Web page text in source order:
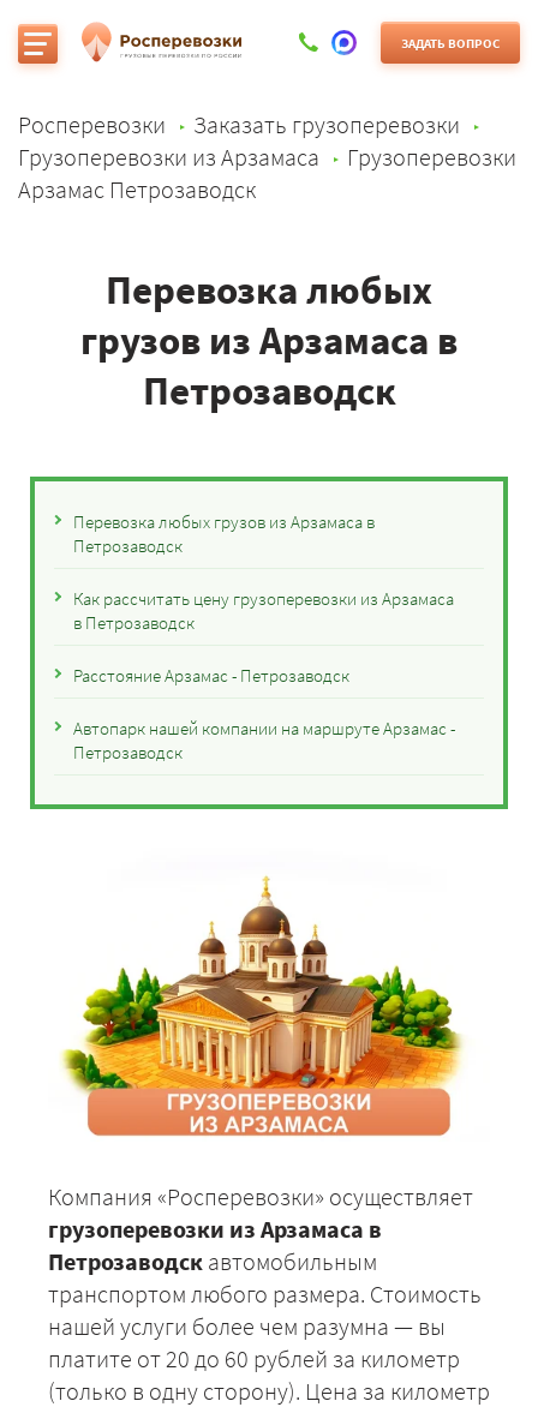
ЗАДАТЬ ВОПРОС
Росперевозки
Заказать грузоперевозки
Грузоперевозки из Арзамаса
Грузоперевозки
Арзамас Петрозаводск
Перевозка любых
грузов из Арзамаса в
Петрозаводск
Перевозка любых грузов из Арзамаса в
Петрозаводск
Как рассчитать цену грузоперевозки из Арзамаса
в Петрозаводск
Расстояние Арзамас - Петрозаводск
Автопарк нашей компании на маршруте Арзамас -
Петрозаводск
Компания «Росперевозки» осуществляет
грузоперевозки из Арзамаса в
Петрозаводск автомобильным
транспортом любого размера. Стоимость
нашей услуги более чем разумна — вы
платите от 20 до 60 рублей за километр
(только в одну сторону). Цена за километр